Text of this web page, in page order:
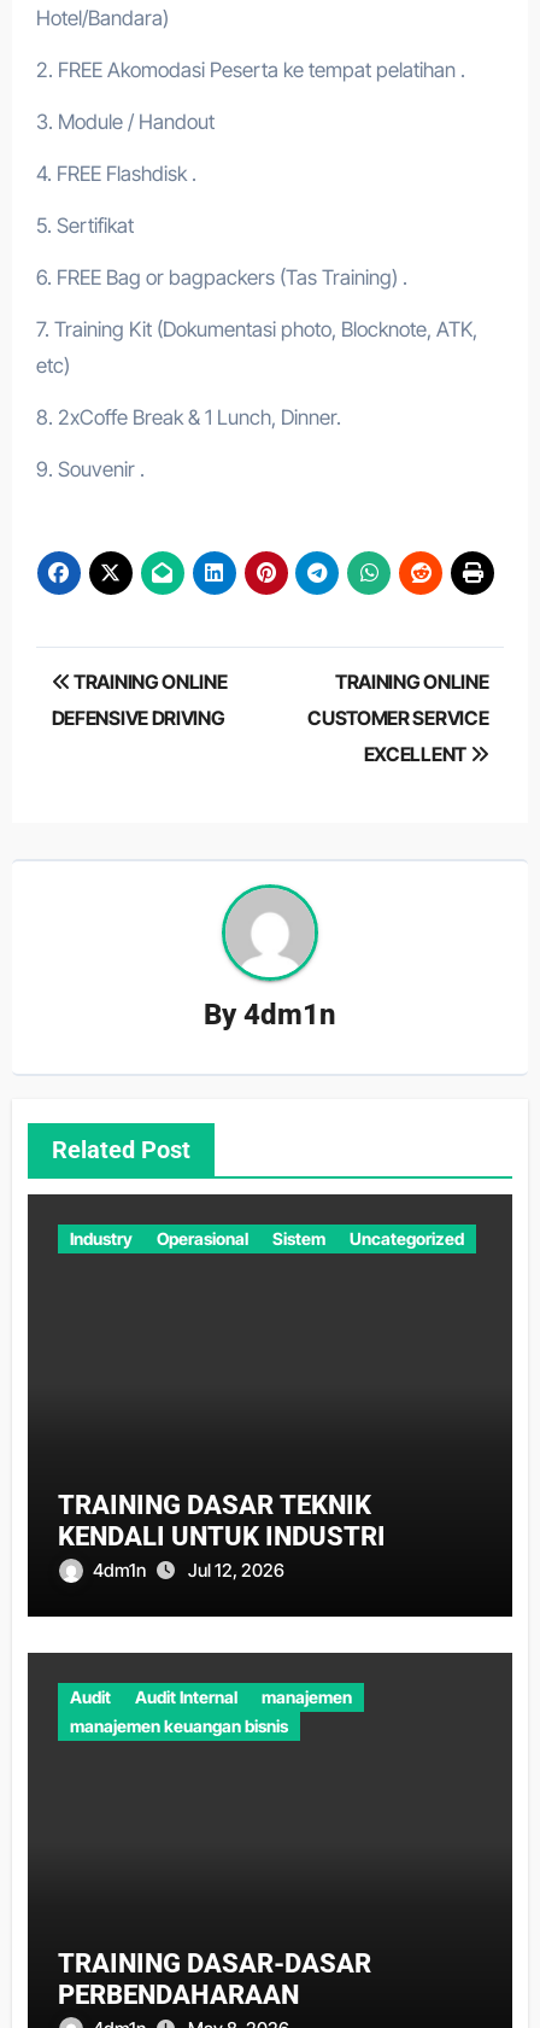
Hotel/Bandara)
2. FREE Akomodasi Peserta ke tempat pelatihan .
3. Module / Handout
4. FREE Flashdisk .
5. Sertifikat
6. FREE Bag or bagpackers (Tas Training) .
7. Training Kit (Dokumentasi photo, Blocknote, ATK,
etc)
8. 2xCoffe Break & 1 Lunch, Dinner.
9. Souvenir .
Post
navigation
TRAINING ONLINE
DEFENSIVE DRIVING
TRAINING ONLINE
CUSTOMER SERVICE
EXCELLENT
By4dm1n
Related Post
Industry Operasional Sistem Uncategorized
TRAINING DASAR TEKNIK
KENDALI UNTUK INDUSTRI
4dm1n Jul 12, 2026
Audit Audit Internal
manajemen
manajemen keuangan bisnis
TRAINING DASAR-DASAR
PERBENDAHARAAN